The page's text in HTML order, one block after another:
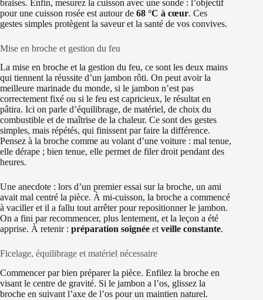
braises. Enfin, mesurez la cuisson avec une sonde : l’objectif
pour une cuisson rosée est autour de 68 °C à cœur. Ces
gestes simples protègent la saveur et la santé de vos convives.
Mise en broche et gestion du feu
La mise en broche et la gestion du feu, ce sont les deux mains
qui tiennent la réussite d’un jambon rôti. On peut avoir la
meilleure marinade du monde, si le jambon n’est pas
correctement fixé ou si le feu est capricieux, le résultat en
pâtira. Ici on parle d’équilibrage, de matériel, de choix du
combustible et de maîtrise de la chaleur. Ce sont des gestes
simples, mais répétés, qui finissent par faire la différence.
Pensez à la broche comme au volant d’une voiture : mal tenue,
elle dérape ; bien tenue, elle permet de filer droit pendant des
heures.
Une anecdote : lors d’un premier essai sur la broche, un ami
avait mal centré la pièce. À mi-cuisson, la broche a commencé
à vaciller et il a fallu tout arrêter pour repositionner le jambon.
On a fini par recommencer, plus lentement, et la leçon a été
apprise. À retenir : préparation soignée et veille constante.
Ficelage, équilibrage et matériel nécessaire
Commencer par bien préparer la pièce. Enfilez la broche en
visant le centre de gravité. Si le jambon a l’os, glissez la
broche en suivant l’axe de l’os pour un maintien naturel.